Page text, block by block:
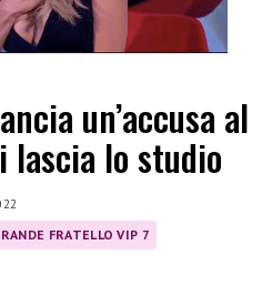
un’accusa al
lascia lo studio
FRATELLO VIP 7